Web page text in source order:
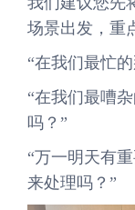
场景出发，重
“在我们最忙
“在我们最嘈
吗？”
“万一明天有
来处理吗？”